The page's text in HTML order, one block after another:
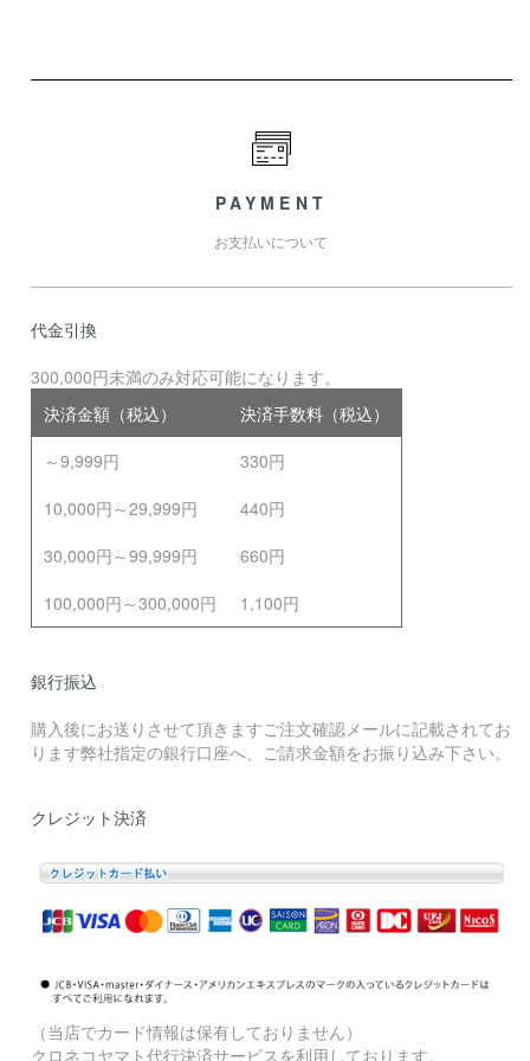
PAYMENT
お支払いについて
代金引換
300,000円未満のみ対応可能になります。
決済金額（税込）
決済手数料（税込）
～9,999円
330円
10,000円～29,999円
440円
30,000円～99,999円
660円
100,000円～300,000円
1,100円
銀行振込
購入後にお送りさせて頂きますご注文確認メールに記載されてお
ります弊社指定の銀行口座へ、ご請求金額をお振り込み下さい。
クレジット決済
（当店でカード情報は保有しておりません）
クロネコヤマト代行決済サービスを利用しております。